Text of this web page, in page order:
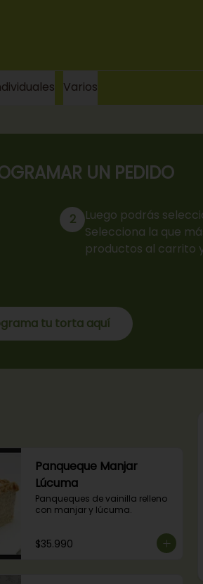
Varios
UN PEDIDO
2
Luego podrás
Selecciona la que
productos al carrito
tu torta aquí
Panqueque Manjar
Lúcuma
Panqueques de vainilla relleno
con manjar y lúcuma.
$35.990